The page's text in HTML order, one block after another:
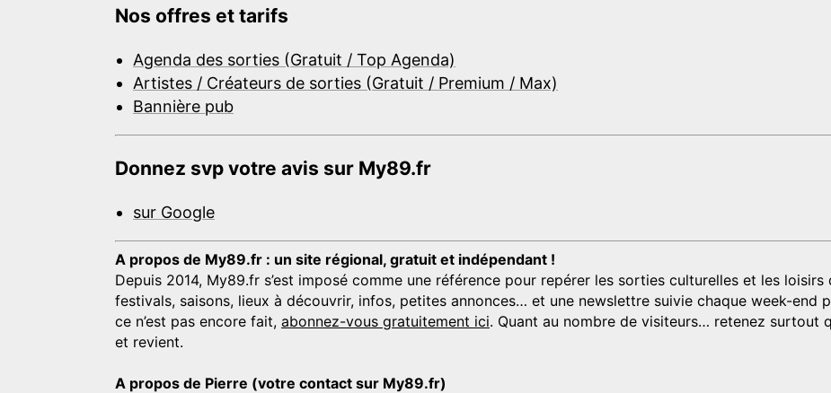
Nos offres et tarifs
Agenda des sorties (Gratuit / Top Agenda)
Artistes / Créateurs de sorties (Gratuit / Premium / Max)
Bannière pub
Donnez svp votre avis sur My89.fr
sur Google
A propos de My89.fr : un site régional, gratuit et indépendant !
Depuis 2014, My89.fr s’est imposé comme une référence pour repérer les sorties culturelles et les loisirs
festivals, saisons, lieux à découvrir, infos, petites annonces… et une newslettre suivie chaque week-end
ce n’est pas encore fait, abonnez-vous gratuitement ici. Quant au nombre de visiteurs… retenez surtout
et revient.
A propos de Pierre (votre contact sur My89.fr)